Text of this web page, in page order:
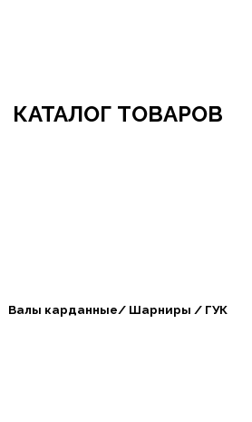
КАТАЛОГ ТОВАРОВ
Валы карданные/ Шарниры / ГУК